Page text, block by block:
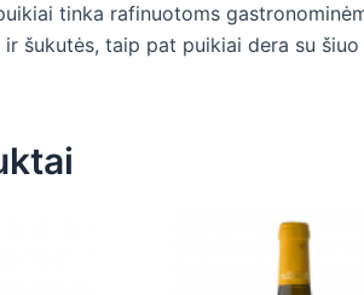
tinka rafinuotoms
šukutės, taip pat puikiai dera su šiuo